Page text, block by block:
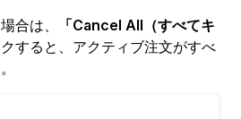
合は、
「Cancel All（すべてキ
すると、アクティブ注文がすべ